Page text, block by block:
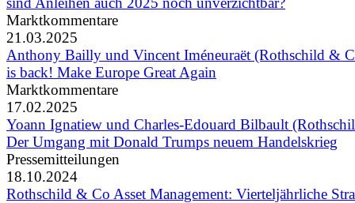
Marktkommentare
21.03.2025
Anthony Bailly und Vincent Iméneuraët (Rothschild &
is back! Make Europe Great Again
Marktkommentare
17.02.2025
Yoann Ignatiew und Charles-Edouard Bilbault
Der Umgang mit Donald Trumps neuem Handelskrieg
Pressemitteilungen
18.10.2024
Rothschild & Co Asset Management: Vierteljährliche